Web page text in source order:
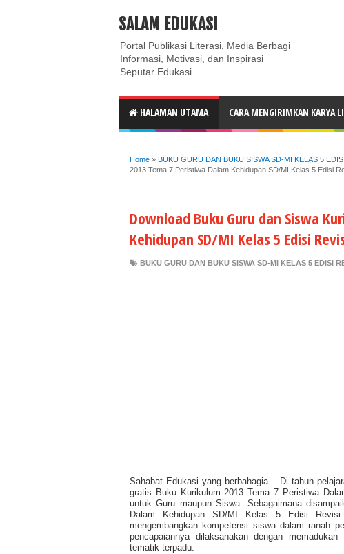
ABOUT CONTACT US
SALAM EDUKASI
Portal Publikasi Literasi, Media Berbagi
Informasi, Motivasi, dan Inspirasi
Seputar Edukasi.
HALAMAN UTAMA CARA MENGIRIMKAN KARYA
Home » BUKU GURU DAN BUKU SISWA SD-MI KELAS 5
2013 Tema 7 Peristiwa Dalam Kehidupan SD/MI Kelas 5 Edisi
Download Buku Guru dan Siswa
Kehidupan SD/MI Kelas 5 Edisi
BUKU GURU DAN BUKU SISWA SD-MI KELAS 5 EDISI
Sahabat Edukasi yang berbahagia... Di tahun
gratis Buku Kurikulum 2013 Tema 7 Peristiwa
untuk Guru maupun Siswa. Sebagaimana
Dalam Kehidupan SD/MI Kelas 5 Edisi Revisi
mengembangkan kompetensi siswa dalam ranah
pencapaiannya dilaksanakan dengan
tematik terpadu.